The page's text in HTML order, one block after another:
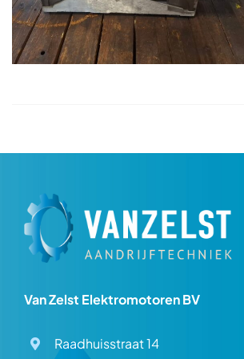
Van Zelst Elektromotoren BV
Raadhuisstraat 14